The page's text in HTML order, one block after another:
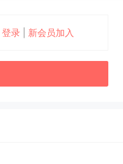
登录| 新会员加入